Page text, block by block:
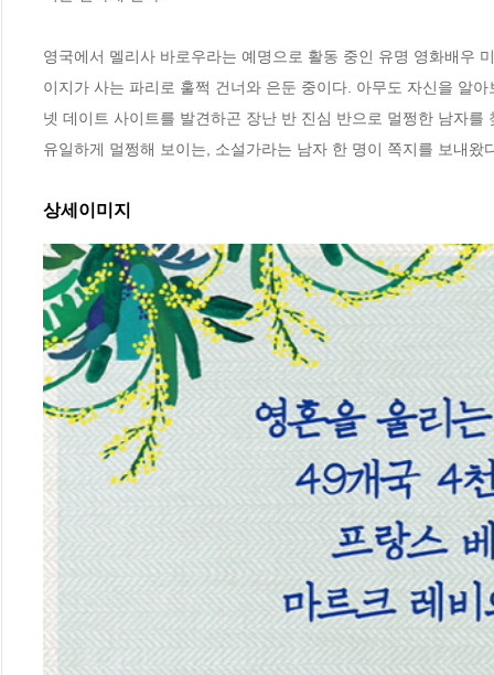
영국에서 멜리사 바로우라는 예명으로 활동 중인 유명 영화배우
이지가 사는 파리로 훌쩍 건너와 은둔 중이다. 아무도 자신을 알
넷 데이트 사이트를 발견하곤 장난 반 진심 반으로 멀쩡한 남자
유일하게 멀쩡해 보이는, 소설가라는 남자 한 명이 쪽지를 보내
상세이미지